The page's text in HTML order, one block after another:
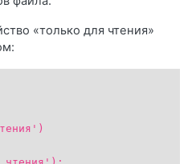
«только для чтения»